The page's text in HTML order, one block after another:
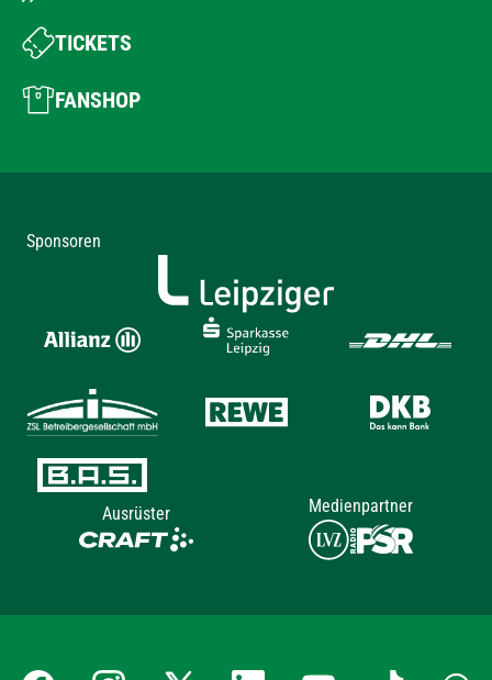
TICKETS
FANSHOP
Sponsoren
Ausrüster Medienpartner